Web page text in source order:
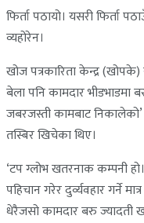
फिर्ता पठायो। यसरी फिर्ता
व्यहोरेन।
खोज पत्रकारिता केन्द्र
बेला पनि कामदार भीडभाडमा
जबरजस्ती कामबाट
तस्बिर खिचेका थिए।
‘टप ग्लोभ खतरनाक कम्पनी
पहिचान गरेर दुर्व्यवहार गर्ने
धेरैजसो कामदार बरु ज्यादती